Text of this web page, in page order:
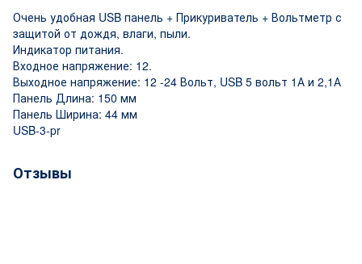
Очень удобная USB панель + Прикуриватель + Вольтметр с
защитой от дождя, влаги, пыли.
Индикатор питания.
Входное напряжение: 12.
Выходное напряжение: 12 -24 Вольт, USB 5 вольт 1А и 2,1А
Панель Длина: 150 мм
Панель Ширина: 44 мм
USB-3-pr
Отзывы